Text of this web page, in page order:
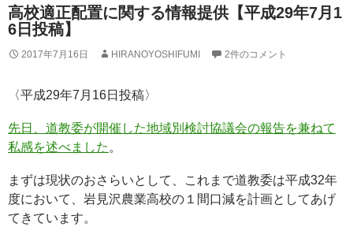
ツ
へ
動
高校適正配置に関する情報提供【平成29年7月1
6日投稿】
2017年7月16日 HIRANOYOSHIFUMI 2件のコメント
〈平成29年7月16日投稿〉
先日、道教委が開催した地域別検討協議会の報告を兼ねて
私感を述べました 。
まずは現状のおさらいとして、これまで道教委は平成32年
度において、岩見沢農業高校の１間口減を計画としてあげ
てきています。